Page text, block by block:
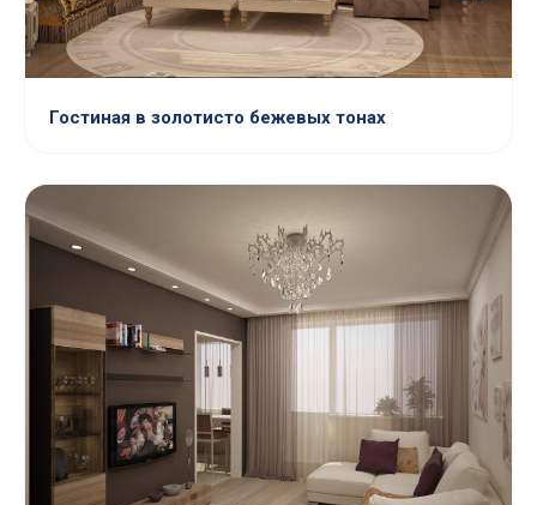
Гостиная в золотисто бежевых тонах